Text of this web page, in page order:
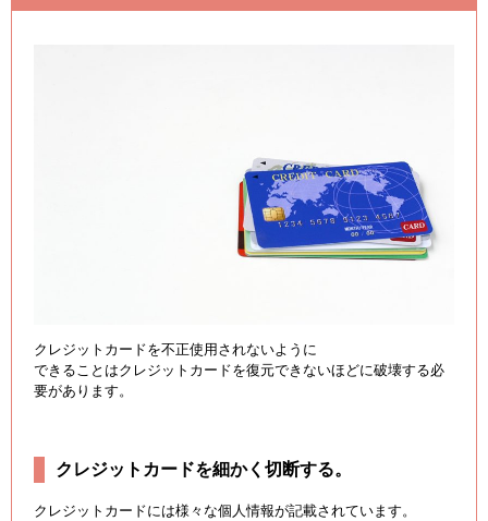
クレジットカードを不正使用されないように
できることはクレジットカードを復元できないほどに破壊する必
要があります。
クレジットカードを細かく切断する。
クレジットカードには様々な個人情報が記載されています。